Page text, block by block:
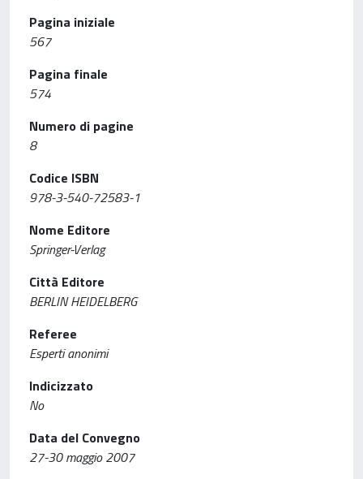
Pagina iniziale
567
Pagina finale
574
Numero di pagine
8
Codice ISBN
978-3-540-72583-1
Nome Editore
Springer-Verlag
Città Editore
BERLIN HEIDELBERG
Referee
Esperti anonimi
Indicizzato
No
Data del Convegno
27-30 maggio 2007